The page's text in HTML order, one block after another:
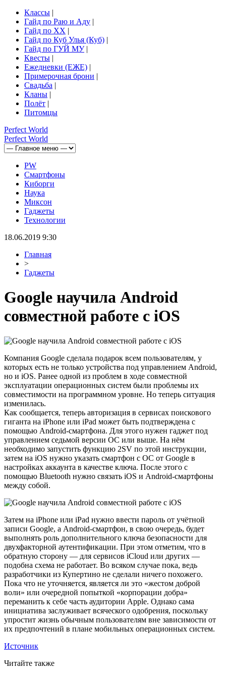
Классы |
Гайд по Раю и Аду |
Гайд по ХХ |
Гайд по Куб Улья (Куб) |
Гайд по ГУЙ МУ|
Квесты |
Ежедневки (ЕЖЕ) |
Примерочная брони |
Свадьба |
Кланы |
Полёт |
Питомцы
Perfect World
Perfect World
PW
Смартфоны
Киборги
Наука
Миксон
Гаджеты
Технологии
18.06.2019 9:30
Главная
>
Гаджеты
Google научила Android
совместной работе с iOS
Компания Google сделала подарок всем пользователям, у
которых есть не только устройства под управлением Android,
но и iOS. Ранее одной из проблем в ходе совместной
эксплуатации операционных систем были проблемы их
совместимости на программном уровне. Но теперь ситуация
изменилась.
Как сообщается, теперь авторизация в сервисах поискового
гиганта на iPhone или iPad может быть подтверждена с
помощью Android-смартфона. Для этого нужен гаджет под
управлением седьмой версии ОС или выше. На нём
необходимо запустить функцию 2SV по этой инструкции,
затем на iOS нужно указать смартфон с ОС от Google в
настройках аккаунта в качестве ключа. После этого с
помощью Bluetooth нужно связать iOS и Android-смартфоны
между собой.
Затем на iPhone или iPad нужно ввести пароль от учётной
записи Google, а Android-смартфон, в свою очередь, будет
выполнять роль дополнительного ключа безопасности для
двухфакторной аутентификации. При этом отметим, что в
обратную сторону — для сервисов iCloud или других —
подобна схема не работает. Во всяком случае пока, ведь
разработчики из Купертино не сделали ничего похожего.
Пока что не уточняется, является ли это «жестом доброй
воли» или очередной попыткой «корпорации добра»
переманить к себе часть аудитории Apple. Однако сама
инициатива заслуживает всяческого одобрения, поскольку
упростит жизнь обычным пользователям вне зависимости от
их предпочтений в плане мобильных операционных систем.
Источник
Читайте также